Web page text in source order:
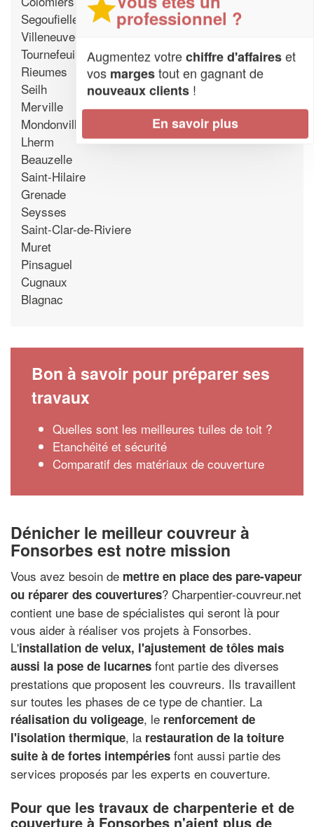
Segoufielle
Villeneuve-Tolosane
Tournefeuille
Rieumes
Seilh
Merville
Mondonville
Lherm
Beauzelle
Saint-Hilaire
Grenade
Seysses
Saint-Clar-de-Riviere
Muret
Pinsaguel
Cugnaux
Blagnac
Bon à savoir pour préparer ses
travaux
Quelles sont les meilleures tuiles de toit ?
Etanchéité et sécurité
Comparatif des matériaux de couverture
Dénicher le meilleur couvreur à
Fonsorbes est notre mission
Vous avez besoin de mettre en place des pare-vapeur
ou réparer des couvertures? Charpentier-couvreur.net
contient une base de spécialistes qui seront là pour
vous aider à réaliser vos projets à Fonsorbes.
L'installation de velux, l'ajustement de tôles mais
aussi la pose de lucarnes font partie des diverses
prestations que proposent les couvreurs. Ils travaillent
sur toutes les phases de ce type de chantier. La
réalisation du voligeage, le renforcement de
l'isolation thermique, la restauration de la toiture
suite à de fortes intempéries font aussi partie des
services proposés par les experts en couverture.
Pour que les travaux de charpenterie et de
couverture à Fonsorbes n'aient plus de
professionnel ?
Augmentez votrechiffre d'affaireset
vos margestout en gagnant de
nouveaux clients !
En savoir plus